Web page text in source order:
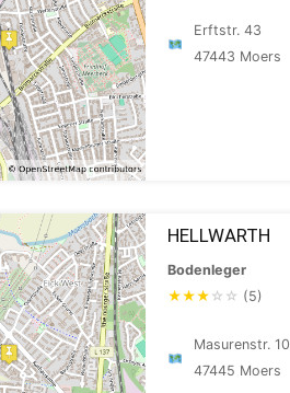
Erftstr. 43
47443 Moers
HELLWARTH
Bodenleger
★★★ ☆ ☆ (5)
Masurenstr. 10
47445 Moers